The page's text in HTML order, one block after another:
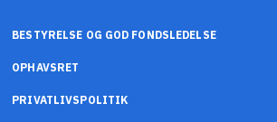
BESTYRELSE OG GOD FONDSLEDELSE
OPHAVSRET
PRIVATLIVSPOLITIK